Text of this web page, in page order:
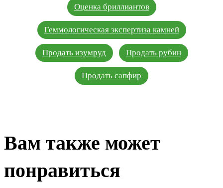
Оценка бриллиантов
Геммологическая экспертиза камней
Продать изумруд Продать рубин
Продать сапфир
Вам также может
понравиться